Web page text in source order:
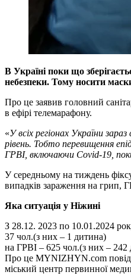
В Україні поки що
небезпеки. Тому носити
Про це заявив головний
в ефірі телемарафону.
«У всіх регіонах України
рівень. Тобто перевищення
ГРВІ, включаючи Covid-19,
У середньому на тиждень
випадків зараження на грип,
Яка ситуація у Ніжині
З 28.12. 2023 по 10.01.2024
37 чол.(з них – 1 дитина)
на ГРВІ – 625 чол.(з них – 242
Про це MYNIZHYN.com
міський центр первинної